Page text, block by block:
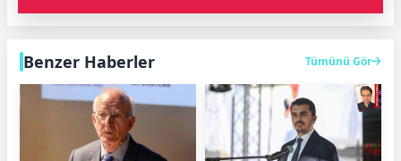
Benzer Haberler Tümünü Gör